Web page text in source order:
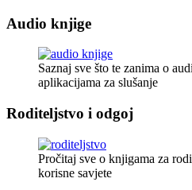
Audio knjige
Saznaj sve što te zanima o
aplikacijama za slušanje
Roditeljstvo i odgoj
Pročitaj sve o knjigama za
korisne savjete